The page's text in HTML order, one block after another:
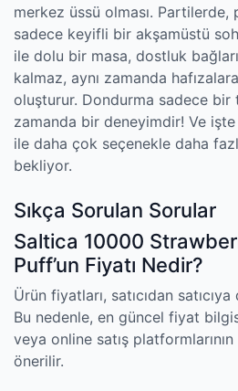
merkez üssü olması. Partilerde,
sadece keyifli bir akşamüstü
ile dolu bir masa, dostluk
kalmaz, aynı zamanda
oluşturur. Dondurma sadece bir
zamanda bir deneyimdir! Ve
ile daha çok seçenekle daha
bekliyor.
Sıkça Sorulan Sorular
Saltica 10000
Puff’un Fiyatı Nedir?
Ürün fiyatları, satıcıdan
Bu nedenle, en güncel fiyat
veya online satış
önerilir.